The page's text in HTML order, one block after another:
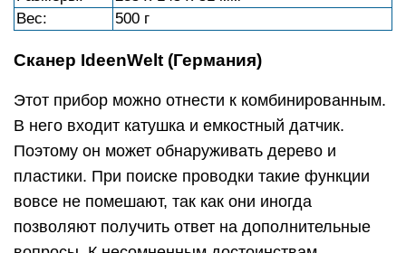
Вес:
500 г
Сканер IdeenWelt (Германия)
Этот прибор можно отнести к комбинированным.
В него входит катушка и емкостный датчик.
Поэтому он может обнаруживать дерево и
пластики. При поиске проводки такие функции
вовсе не помешают, так как они иногда
позволяют получить ответ на дополнительные